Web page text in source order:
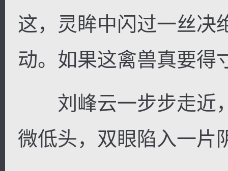
这，灵眸中闪过一丝决
动。如果这禽兽真要
刘峰云一步步走近
微低头，双眼陷入一片